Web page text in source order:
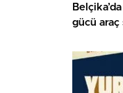
gücü araç